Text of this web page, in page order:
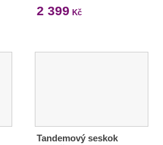
2 399 Kč
Tandemový seskok